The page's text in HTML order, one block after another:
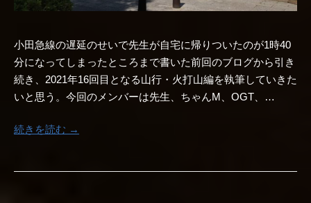
小田急線の遅延のせいで先生が自宅に帰りついたのが1時40
分になってしまったところまで書いた前回のブログから引き
続き、2021年16回目となる山行・火打山編を執筆していきた
いと思う。今回のメンバーは先生、ちゃんM、OGT、…
続きを読む →